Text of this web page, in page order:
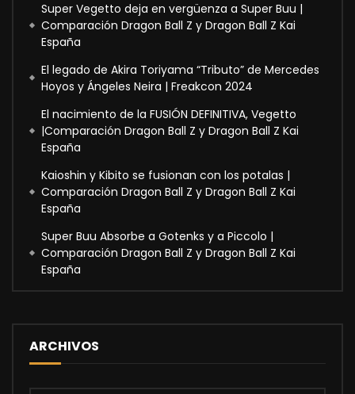
Super Vegetto deja en vergüenza a Super Buu |
Comparación Dragon Ball Z y Dragon Ball Z Kai
España
El legado de Akira Toriyama “Tributo” de Mercedes
Hoyos y Ángeles Neira | Freakcon 2024
El nacimiento de la FUSIÓN DEFINITIVA, Vegetto
|Comparación Dragon Ball Z y Dragon Ball Z Kai
España
Kaioshin y Kibito se fusionan con los potalas |
Comparación Dragon Ball Z y Dragon Ball Z Kai
España
Super Buu Absorbe a Gotenks y a Piccolo |
Comparación Dragon Ball Z y Dragon Ball Z Kai
España
ARCHIVOS